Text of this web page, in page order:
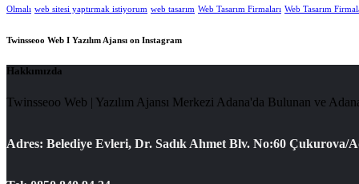
Olmalı web sitesi yaptırmak istiyorum web tasarım Web Tasarım Firmaları Web Tasarım
Twinsseoo Web I Yazılım Ajansı on Instagram
Hakkımızda
Twinsseoo Web | Yazılım Ajansı Merkezi Adana'da Bulunan ve
Adres: Belediye Evleri, Dr. Sadık Ahmet Blv. No:60 Çukurova/